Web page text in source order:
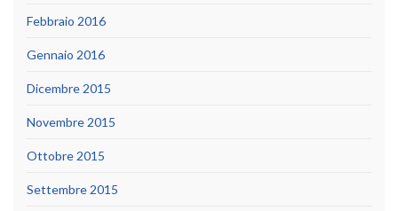
Febbraio 2016
Gennaio 2016
Dicembre 2015
Novembre 2015
Ottobre 2015
Settembre 2015